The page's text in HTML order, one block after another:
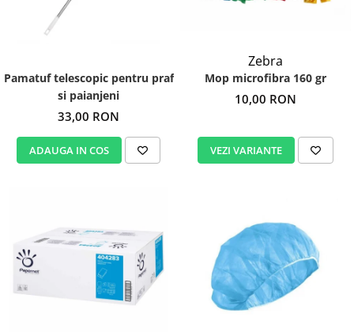
Pamatuf telescopic pentru praf
si paianjeni
33,00 RON
ADAUGA IN COS
Zebra
Mop microfibra 160 gr
10,00 RON
VEZI VARIANTE